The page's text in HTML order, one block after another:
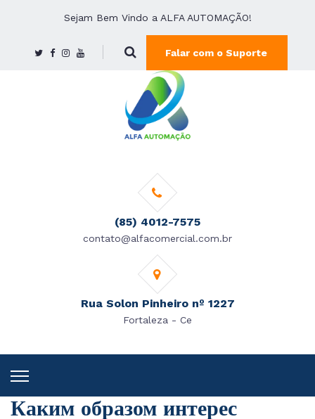
Sejam Bem Vindo a ALFA AUTOMAÇÃO!
Falar com o Suporte
(85) 4012-7575
contato@alfacomercial.com.br
Rua Solon Pinheiro nº 1227
Fortaleza - Ce
Каким образом интерес